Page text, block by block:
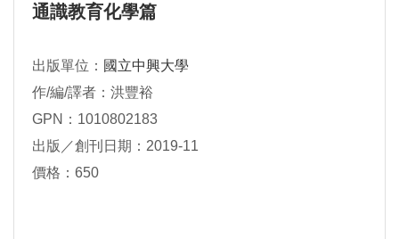
通識教育化學篇
出版單位： 國立中興大學
作/編/譯者：洪豐裕
GPN：1010802183
出版／創刊日期：2019-11
價格：650